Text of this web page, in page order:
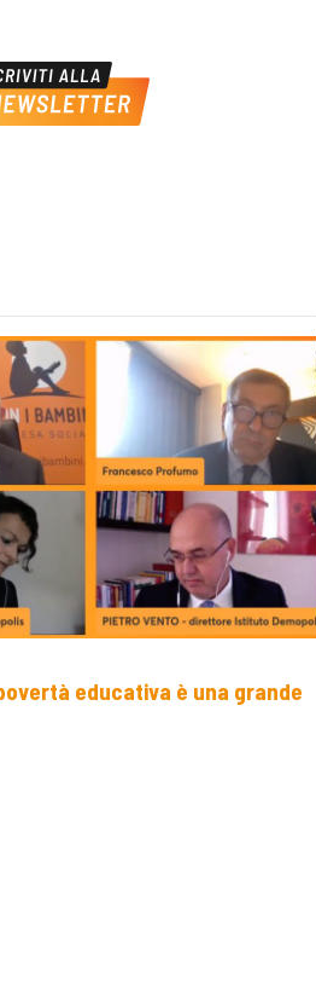
educativa è una grande